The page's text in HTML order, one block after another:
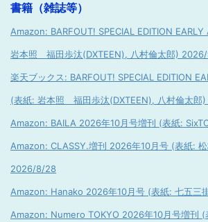
書籍（雑誌等）
Amazon: BARFOUT! SPECIAL EDITION
岩本照 福田歩汰(DXTEEN), 八村倫太郎)
楽天ブックス: BARFOUT! SPECIAL EDITION
(表紙: 岩本照 福田歩汰(DXTEEN), 八村倫太
Amazon: BAILA 2026年10月号増刊 (表紙:
Amazon: CLASSY.増刊 2026年10月号 (表紙:
2026/8/28
Amazon: Hanako 2026年10月号 (表紙: 七五三
Amazon: Numero TOKYO 2026年10月号増刊